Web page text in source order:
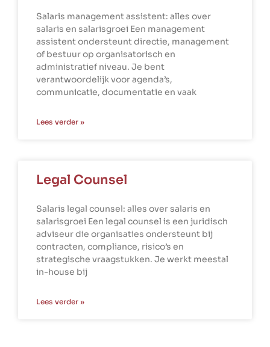
Salaris management assistent: alles over
salaris en salarisgroei Een management
assistent ondersteunt directie, management
of bestuur op organisatorisch en
administratief niveau. Je bent
verantwoordelijk voor agenda’s,
communicatie, documentatie en vaak
Lees verder »
Legal Counsel
Salaris legal counsel: alles over salaris en
salarisgroei Een legal counsel is een juridisch
adviseur die organisaties ondersteunt bij
contracten, compliance, risico’s en
strategische vraagstukken. Je werkt meestal
in-house bij
Lees verder »